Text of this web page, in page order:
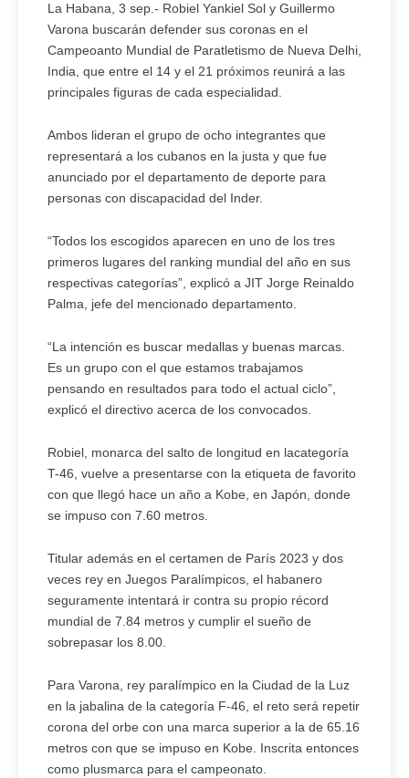
La Habana, 3 sep.- Robiel Yankiel Sol y Guillermo
Varona buscarán defender sus coronas en el
Campeoanto Mundial de Paratletismo de Nueva Delhi,
India, que entre el 14 y el 21 próximos reunirá a las
principales figuras de cada especialidad.
Ambos lideran el grupo de ocho integrantes que
representará a los cubanos en la justa y que fue
anunciado por el departamento de deporte para
personas con discapacidad del Inder.
“Todos los escogidos aparecen en uno de los tres
primeros lugares del ranking mundial del año en sus
respectivas categorías”, explicó a JIT Jorge Reinaldo
Palma, jefe del mencionado departamento.
“La intención es buscar medallas y buenas marcas.
Es un grupo con el que estamos trabajamos
pensando en resultados para todo el actual ciclo”,
explicó el directivo acerca de los convocados.
Robiel, monarca del salto de longitud en lacategoría
T-46, vuelve a presentarse con la etiqueta de favorito
con que llegó hace un año a Kobe, en Japón, donde
se impuso con 7.60 metros.
Titular además en el certamen de París 2023 y dos
veces rey en Juegos Paralímpicos, el habanero
seguramente intentará ir contra su propio récord
mundial de 7.84 metros y cumplir el sueño de
sobrepasar los 8.00.
Para Varona, rey paralímpico en la Ciudad de la Luz
en la jabalina de la categoría F-46, el reto será repetir
corona del orbe con una marca superior a la de 65.16
metros con que se impuso en Kobe. Inscrita entonces
como plusmarca para el campeonato.